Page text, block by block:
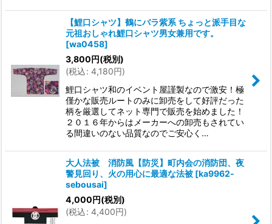
【鯉口シャツ】鶴にバラ紫系 ちょっと派手目な
元祖おしゃれ鯉口シャツ男女兼用です。
[wa0458]
3,800円(税別)
(税込: 4,180円)
鯉口シャツ和のイベント屋謹製なので激安！極
僅かな販売ルートのみに卸売をして好評だった
柄を厳選してネット専門で販売を始めました！
２０１６年からはメーカーへの卸売もされてい
る間違いのない品質なのでご安心く…
大人法被 消防風【防災】町内会の消防団、夜
警見回り、火の用心に最適な法被 [ka9962-
sebousai]
4,000円(税別)
(税込: 4,400円)